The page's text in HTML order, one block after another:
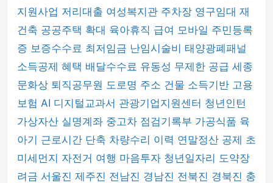
지원사업 저리대출 여성복지관 주차장 영구임대 재
건축 공공주택 확대 육아휴직 급여 모바일 주민등록
증 보증수수료 최저임금 난임시술비 태양광폐패널
소득공제 혜택 배달수수료 유동성 무제한 공급 세종
문화상 퇴직공무원 도로명 주소 건물 소득기반 고용
보험 AI 디지털교과서 관광기업지원센터 청년인턴
가상자산 실명계좌 중고차 점검기록부 가공식품 육
아기 근로시간 단축 차량수리 이력 연말정산 공제 초
미세먼지 자전거 여행 마음투자 청년일자리 도약장
려금 서울진 제주진 전남진 경남진 전북진 경북진 충